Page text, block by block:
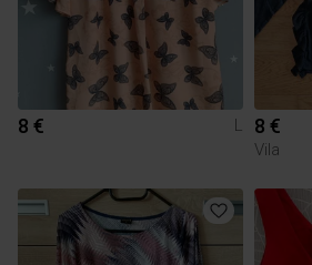
8 € L 8 €
Vila